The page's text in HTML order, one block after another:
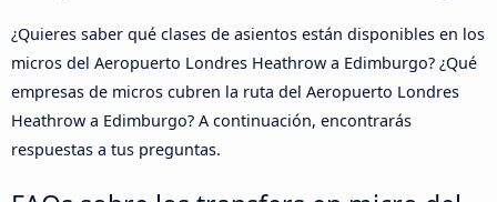
¿Quieres saber qué clases de asientos están disponibles en los
micros del Aeropuerto Londres Heathrow a Edimburgo? ¿Qué
empresas de micros cubren la ruta del Aeropuerto Londres
Heathrow a Edimburgo? A continuación, encontrarás
respuestas a tus preguntas.